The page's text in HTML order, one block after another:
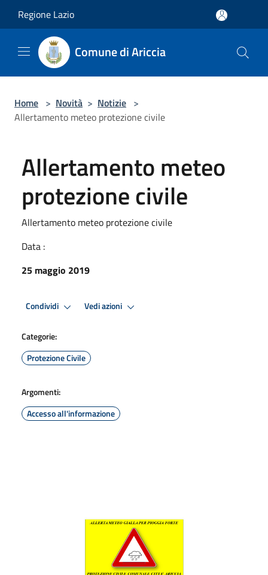
Regione Lazio
Comune di Ariccia
Home > Novità > Notizie >
Allertamento meteo protezione civile
Allertamento meteo
protezione civile
Allertamento meteo protezione civile
Data :
25 maggio 2019
Condividi Vedi azioni
Categorie:
Protezione Civile
Argomenti:
Accesso all'informazione